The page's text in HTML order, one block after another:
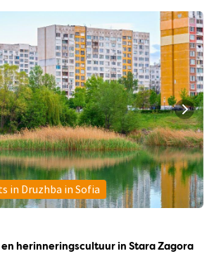
in Druzhba in Sofia
en herinneringscultuur in Stara Zagora